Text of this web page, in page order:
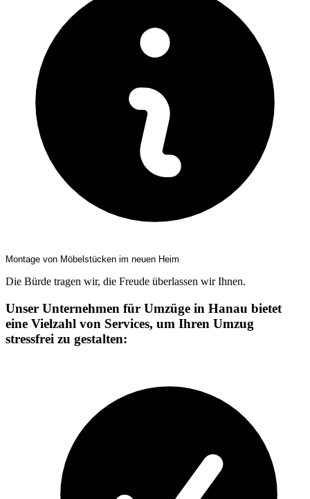
Montage von Möbelstücken im neuen Heim
Die Bürde tragen wir, die Freude überlassen wir Ihnen.
Unser Unternehmen für Umzüge in Hanau bietet
eine Vielzahl von Services, um Ihren Umzug
stressfrei zu gestalten: